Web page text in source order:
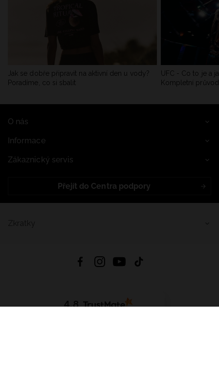
Jak se dobře připravit na aktivní den u vody?
Poradíme, co si sbalit
UFC - Co to je a
Kompletní
O nás
Informace
Zákaznický servis
Přejít do Centra podpory
4.8